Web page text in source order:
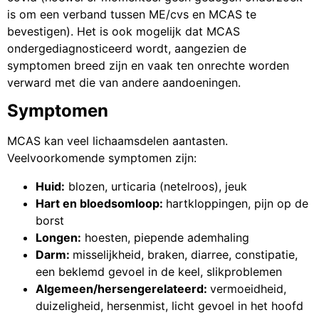
is om een ​​verband tussen ME/cvs en MCAS te
bevestigen). Het is ook mogelijk dat MCAS
ondergediagnosticeerd wordt, aangezien de
symptomen breed zijn en vaak ten onrechte worden
verward met die van andere aandoeningen.
Symptomen
MCAS kan veel lichaamsdelen aantasten.
Veelvoorkomende symptomen zijn:
Huid: blozen, urticaria (netelroos), jeuk
Hart en bloedsomloop: hartkloppingen, pijn op de
borst
Longen: hoesten, piepende ademhaling
Darm: misselijkheid, braken, diarree, constipatie,
een beklemd gevoel in de keel, slikproblemen
Algemeen/hersengerelateerd: vermoeidheid,
duizeligheid, hersenmist, licht gevoel in het hoofd